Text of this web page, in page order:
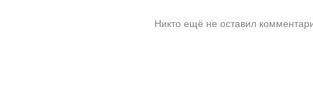
Никто ещё не оставил